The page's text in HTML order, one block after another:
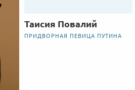
Таисия Повалий
ПРИДВОРНАЯ ПЕВИЦА ПУТИНА